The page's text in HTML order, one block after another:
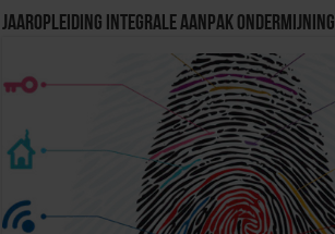
Jaaropleiding Integrale Aanpak Ondermijning